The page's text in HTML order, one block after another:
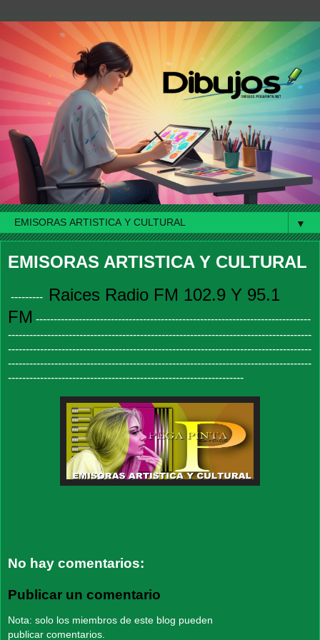
▼
EMISORAS ARTISTICA Y CULTURAL
--------- Raices Radio FM 102.9 Y 95.1
FM -----------------------------------------------------------------------------
-------------------------------------------------------------------------------------
-------------------------------------------------------------------------------------
-------------------------------------------------------------------------------------
------------------------------------------------------------------
No hay comentarios:
Publicar un comentario
Nota: solo los miembros de este blog pueden
publicar comentarios.